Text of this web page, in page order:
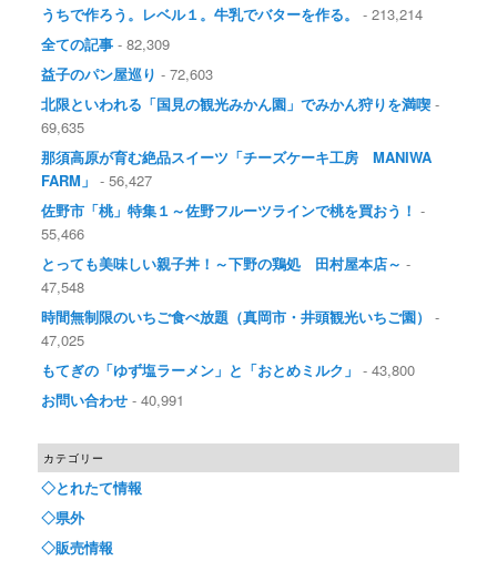
うちで作ろう。レベル１。牛乳でバターを作る。
- 213,214
全ての記事 - 82,309
益子のパン屋巡り - 72,603
北限といわれる「国見の観光みかん園」でみかん狩りを満喫 -
69,635
那須高原が育む絶品スイーツ「チーズケーキ工房 MANIWA
FARM」 - 56,427
佐野市「桃」特集１～佐野フルーツラインで桃を買おう！ -
55,466
とっても美味しい親子丼！～下野の鶏処 田村屋本店～ -
47,548
時間無制限のいちご食べ放題（真岡市・井頭観光いちご園）
-
47,025
もてぎの「ゆず塩ラーメン」と「おとめミルク」 - 43,800
お問い合わせ - 40,991
カテゴリー
◇とれたて情報
◇県外
◇販売情報